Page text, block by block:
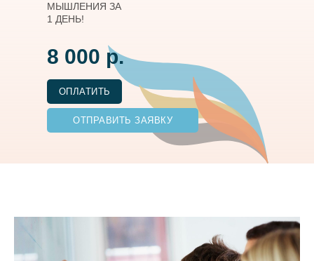
ОПЛАТИТЬ
МЫШЛЕНИЯ ЗА
1 ДЕНЬ!
ОТПРАВИТЬ ЗАЯВКУ
8 000 р.